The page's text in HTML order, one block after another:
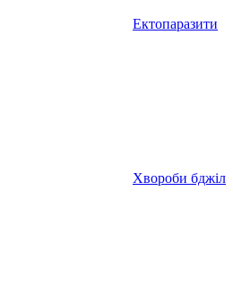
Ектопаразити
Хвороби бджіл